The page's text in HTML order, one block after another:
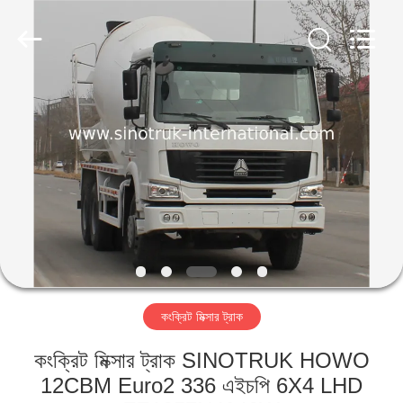
বাড়ি
সম্বন্ধে
কারখানা
গুণমান
কংক্রিট মিক্সার ট্রাক
কংক্রিট মিক্সার ট্রাক SINOTRUK HOWO
12CBM Euro2 336 এইচপি 6X4 LHD